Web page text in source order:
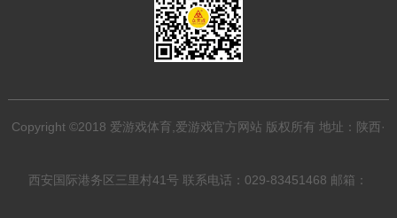
Copyright ©2018 爱游戏体育,爱游戏官方网站 版权所有 地址：陕西·
西安国际港务区三里村41号 联系电话：029-83451468 邮箱：